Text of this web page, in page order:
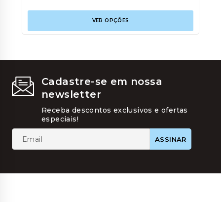
VER OPÇÕES
tem
As
Cadastre-se em nossa
newsletter
Receba descontos exclusivos e ofertas
especiais!